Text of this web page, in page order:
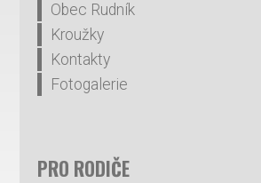
Obec Rudník
Kroužky
Kontakty
Fotogalerie
PRO RODIČE